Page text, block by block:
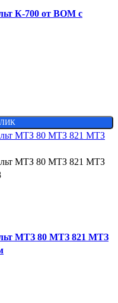
К-700 от ВОМ с
МТЗ 80 МТЗ 821 МТЗ